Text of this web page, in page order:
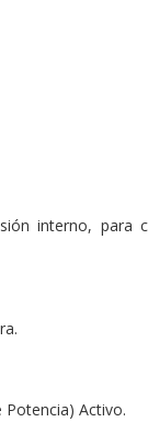
interno, para
Activo.